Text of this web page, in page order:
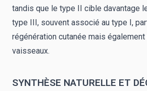
tandis que le type II cible davantage
type III, souvent associé au type I,
régénération cutanée mais également
vaisseaux.
SYNTHÈSE NATURELLE ET